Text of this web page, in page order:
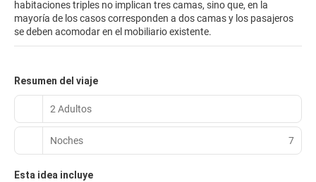
habitaciones triples no implican tres camas, sino que, en la
mayoría de los casos corresponden a dos camas y los pasajeros
se deben acomodar en el mobiliario existente.
Resumen del viaje
2 Adultos
Noches 7
Esta idea incluye